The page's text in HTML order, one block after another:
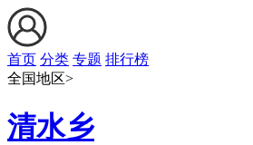
首页 分类 专题 排行榜
全国地区>
清水乡